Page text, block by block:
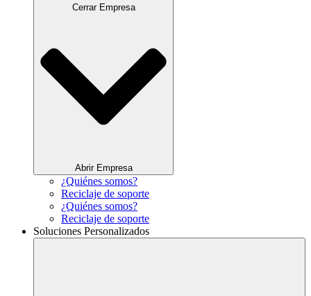
Cerrar Empresa
Abrir Empresa
¿Quiénes somos?
Reciclaje de soporte
¿Quiénes somos?
Reciclaje de soporte
Soluciones Personalizados